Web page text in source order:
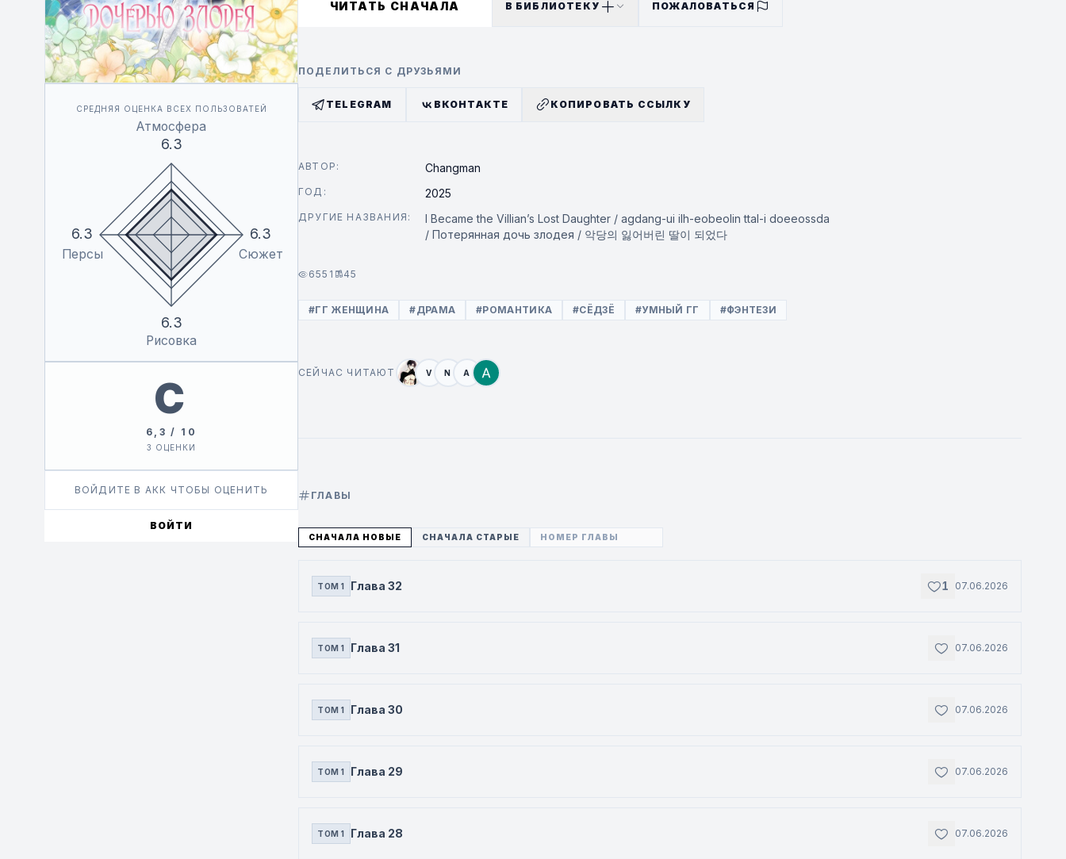
СРЕДНЯЯ ОЦЕНКА ВСЕХ ПОЛЬЗОВАТЕЙ
6.3
6.3
6.3
6.3
Атмосфера
Сюжет
Рисовка
Персы
C
6,3 / 10
3 ОЦЕНКИ
ВОЙДИТЕ В АКК ЧТОБЫ ОЦЕНИТЬ
ВОЙТИ
идёт не по плану, и она оказывается втянута в водоворот событий, связанных с главным
ЧИТАТЬ СНАЧАЛА В БИБЛИОТЕКУ ПОЖАЛОВАТЬСЯ
ПОДЕЛИТЬСЯ С ДРУЗЬЯМИ
TELEGRAM ВКОНТАКТЕ КОПИРОВАТЬ ССЫЛКУ
АВТОР: Changman
ГОД: 2025
ДРУГИЕ НАЗВАНИЯ:
I Became the Villian’s Lost Daughter / agdang-ui ilh-eobeolin ttal-i doeeossda
/ Потерянная дочь злодея / 악당의 잃어버린 딸이 되었다
6551 45
#ГГ ЖЕНЩИНА #ДРАМА #РОМАНТИКА #СЁДЗЁ #УМНЫЙ ГГ #ФЭНТЕЗИ
СЕЙЧАС ЧИТАЮТ V N A
ГЛАВЫ
СНАЧАЛА НОВЫЕ СНАЧАЛА СТАРЫЕ
ТОМ 1 Глава 32 1 07.06.2026
ТОМ 1 Глава 31 07.06.2026
ТОМ 1 Глава 30 07.06.2026
ТОМ 1 Глава 29 07.06.2026
ТОМ 1 Глава 28 07.06.2026